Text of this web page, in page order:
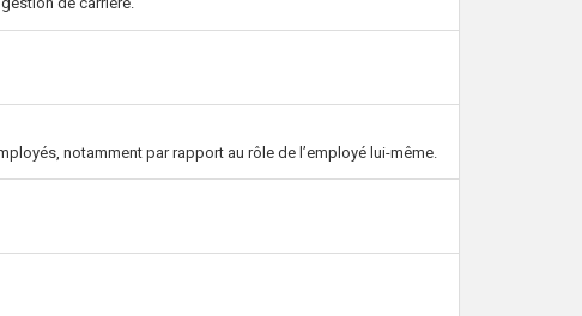
notamment par rapport au rôle de l’employé lui-même.